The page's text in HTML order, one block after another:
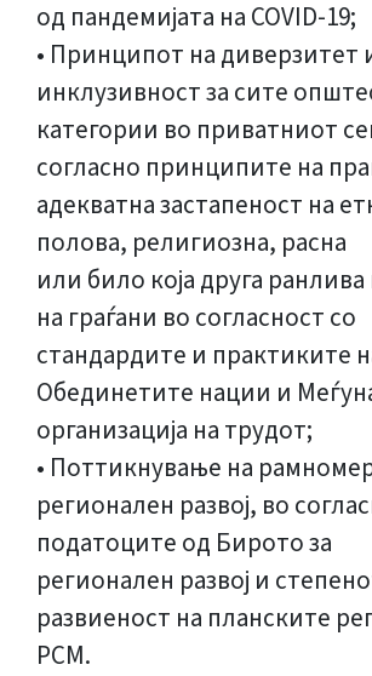
од пандемијата на COVID-19;
• Принципот на диверзитет
инклузивност за сите
категории во приватниот
согласно принципите на
адекватна застапеност на
полова, религиозна, расна
или било која друга ранлива
на граѓани во согласност со
стандардите и практиките
Обединетите нации и
организација на трудот;
• Поттикнување на
регионален развој, во
податоците од Бирото за
регионален развој и
развиеност на планските
РСМ.